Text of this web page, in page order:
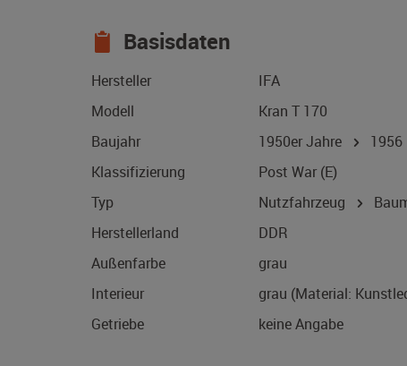
Basisdaten
Hersteller
IFA
Modell
Kran T 170
Baujahr
1950er Jahre
1956
Klassifizierung
Post War (E)
Typ
Nutzfahrzeug
Herstellerland
DDR
Außenfarbe
grau
Interieur
grau (Material:
Getriebe
keine Angabe